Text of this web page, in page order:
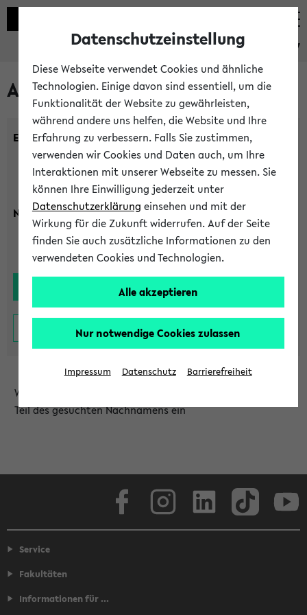
eKVV
Alle Lehrenden
Einrichtung:
Nachname:
Wählen Sie die Einrichtung aus und/oder geben Sie einen
Teil des gesuchten Nachnamens ein
Service
Fakultäten
Informationen für ...
Datenschutzeinstellung
Diese Webseite verwendet Cookies und ähnliche
Technologien. Einige davon sind essentiell, um die
Funktionalität der Website zu gewährleisten,
während andere uns helfen, die Website und Ihre
Erfahrung zu verbessern. Falls Sie zustimmen,
verwenden wir Cookies und Daten auch, um Ihre
Interaktionen mit unserer Webseite zu messen. Sie
können Ihre Einwilligung jederzeit unter
Datenschutzerklärung einsehen und mit der
Wirkung für die Zukunft widerrufen. Auf der Seite
finden Sie auch zusätzliche Informationen zu den
verwendeten Cookies und Technologien.
Alle akzeptieren
Nur notwendige Cookies zulassen
Impressum Datenschutz Barrierefreiheit